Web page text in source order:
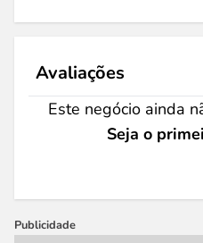
Avaliações
Este negócio ainda
Seja o
Publicidade